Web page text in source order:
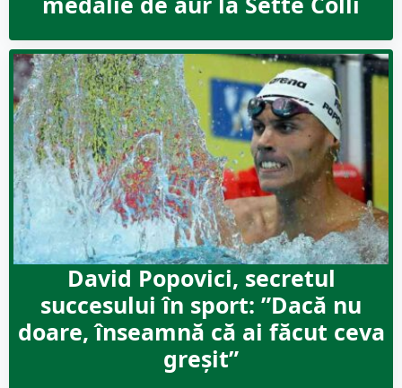
David Popovici, secretul
succesului în sport: ”Dacă nu
doare, înseamnă că ai făcut ceva
greșit”